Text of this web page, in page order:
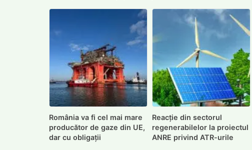
România va fi cel mai mare
producător de gaze din UE,
dar cu obligații
Reacție din sectorul
regenerabilelor la proiectul
ANRE privind ATR-urile